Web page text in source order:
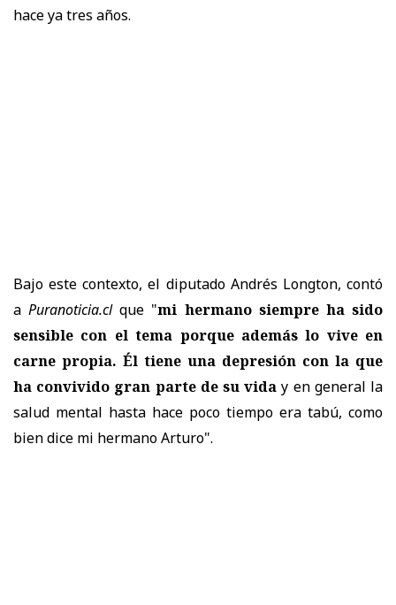
hace ya tres años.
Bajo este contexto, el diputado Andrés Longton, contó
aPuranoticia.clque "mi hermano siempre ha sido
sensible con el tema porque además lo vive en
carne propia. Él tiene una depresión con la que
ha convivido gran parte de su vida y en general la
salud mental hasta hace poco tiempo era tabú, como
bien dice mi hermano Arturo".